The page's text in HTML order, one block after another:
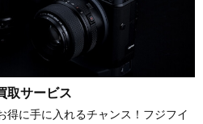
取サービス
得に手に入れるチャンス！フジフイ